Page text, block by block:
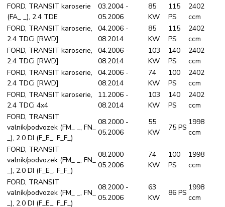
FORD, TRANSIT karoserie
(FA_ _), 2.4 TDE
03.2004 -
05.2006
85
KW
115
PS
2402
ccm
FORD, TRANSIT karoserie,
2.4 TDCi [RWD]
04.2006 -
08.2014
85
KW
115
PS
2402
ccm
FORD, TRANSIT karoserie,
2.4 TDCi [RWD]
04.2006 -
08.2014
103
KW
140
PS
2402
ccm
FORD, TRANSIT karoserie,
2.4 TDCi [RWD]
04.2006 -
08.2014
74
KW
100
PS
2402
ccm
FORD, TRANSIT karoserie,
2.4 TDCi 4x4
11.2006 -
08.2014
103
KW
140
PS
2402
ccm
FORD, TRANSIT
valník/podvozek (FM_ _, FN_
_), 2.0 DI (F_E_, F_F_)
08.2000 -
05.2006
55
KW
75 PS
1998
ccm
FORD, TRANSIT
valník/podvozek (FM_ _, FN_
_), 2.0 DI (F_E_, F_F_)
08.2000 -
05.2006
74
KW
100
PS
1998
ccm
FORD, TRANSIT
valník/podvozek (FM_ _, FN_
_), 2.0 DI (F_E_, F_F_)
08.2000 -
05.2006
63
KW
86 PS
1998
ccm